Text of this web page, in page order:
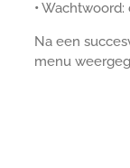
•Wachtwoord:
Na een
menu